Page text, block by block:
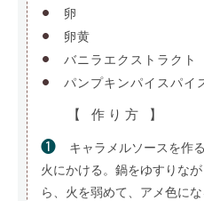
• 卵
• 卵黄
• バニラエクストラクト
• パンプキンパイスパイ
【 作り方 】
❶
キャラメルソースを作
火にかける。鍋をゆすりな
ら、火を弱めて、アメ色にな